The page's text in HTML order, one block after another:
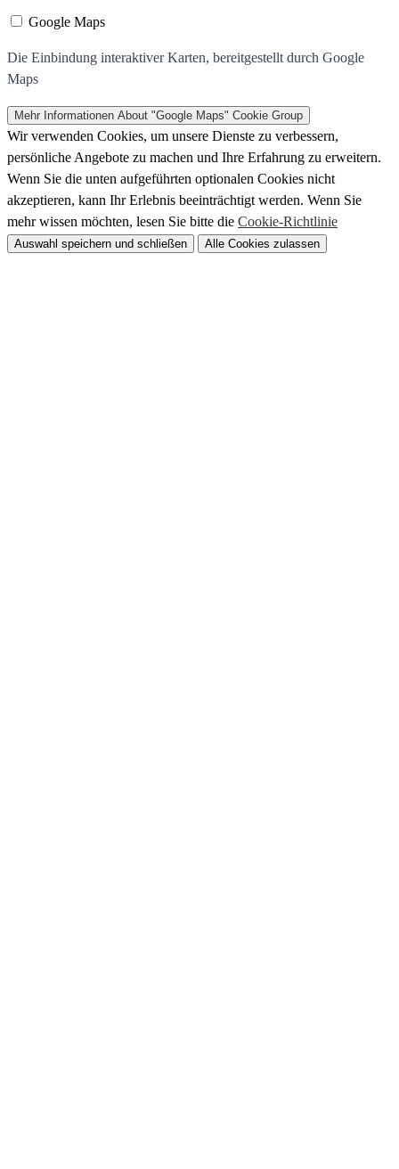
Google Maps
Die Einbindung interaktiver Karten, bereitgestellt durch Google
Maps
Mehr Informationen About "Google Maps" Cookie Group
Wir verwenden Cookies, um unsere Dienste zu verbessern,
persönliche Angebote zu machen und Ihre Erfahrung zu erweitern.
Wenn Sie die unten aufgeführten optionalen Cookies nicht
akzeptieren, kann Ihr Erlebnis beeinträchtigt werden. Wenn Sie
mehr wissen möchten, lesen Sie bitte die Cookie-Richtlinie
Auswahl speichern und schließen Alle Cookies zulassen